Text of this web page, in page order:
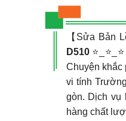
【Sửa Bản
D510
Chuyện
vi tính
gòn. Dịch vụ
hàng chất